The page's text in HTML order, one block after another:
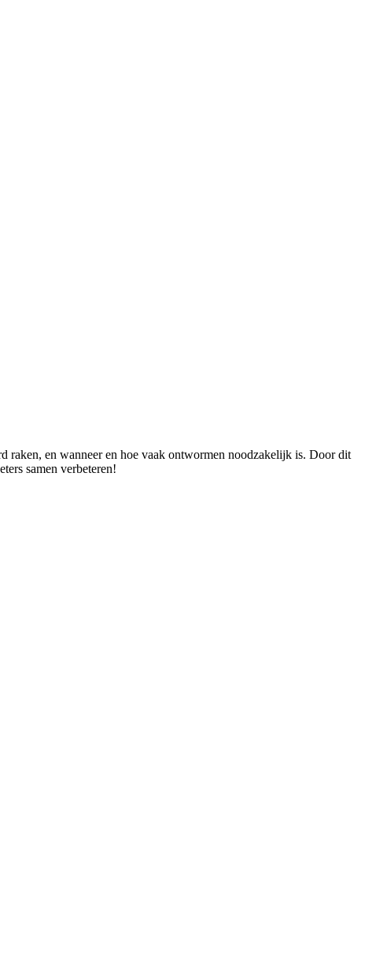
raken, en wanneer en hoe vaak ontwormen noodzakelijk is. Door dit
samen verbeteren!